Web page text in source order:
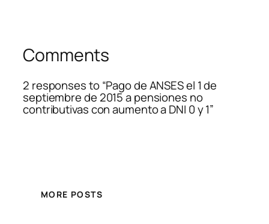
Comments
2 responses to “Pago de ANSES el 1 de
septiembre de 2015 a pensiones no
contributivas con aumento a DNI 0 y 1”
MORE POSTS